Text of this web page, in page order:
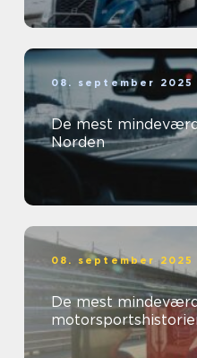
08. september 2025
De mest
Norden
08. september 2025
De mest